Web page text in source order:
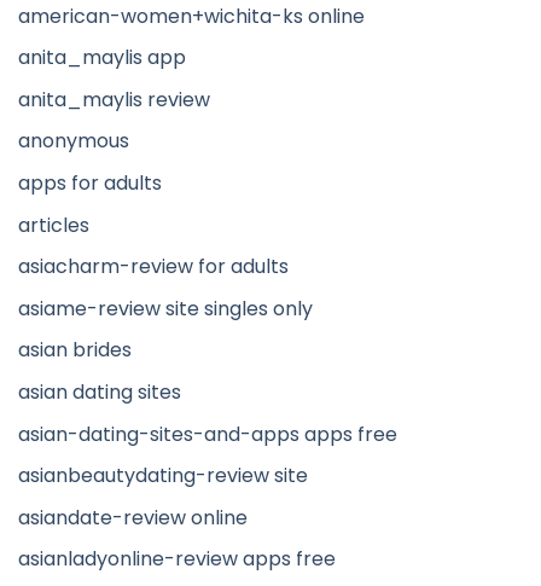
american-women+wichita-ks online
anita_maylis app
anita_maylis review
anonymous
apps for adults
articles
asiacharm-review for adults
asiame-review site singles only
asian brides
asian dating sites
asian-dating-sites-and-apps apps free
asianbeautydating-review site
asiandate-review online
asianladyonline-review apps free